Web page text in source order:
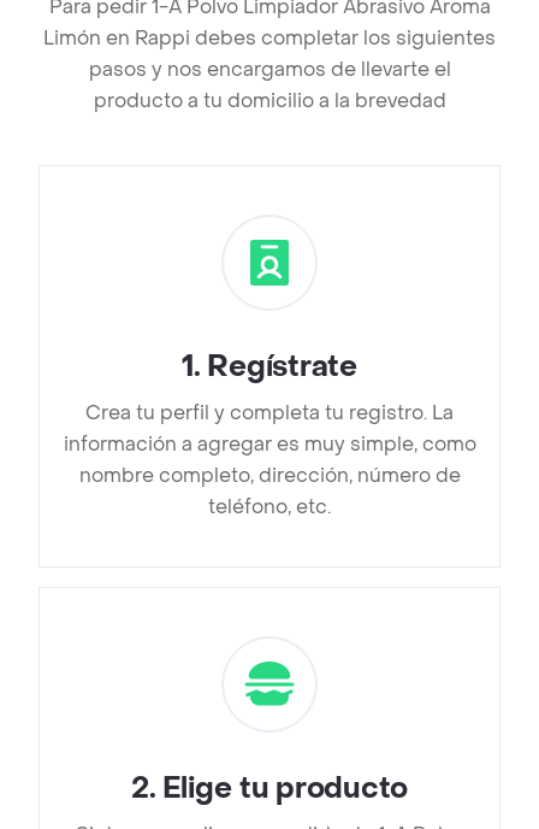
Para pedir 1-A Polvo Limpiador Abrasivo Aroma
Limón en Rappi debes completar los siguientes
pasos y nos encargamos de llevarte el
producto a tu domicilio a la brevedad
1. Regístrate
Crea tu perfil y completa tu registro. La
información a agregar es muy simple, como
nombre completo, dirección, número de
teléfono, etc.
2. Elige tu producto